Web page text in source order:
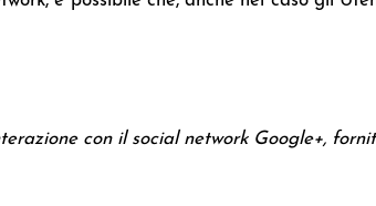
con il social network Google+,